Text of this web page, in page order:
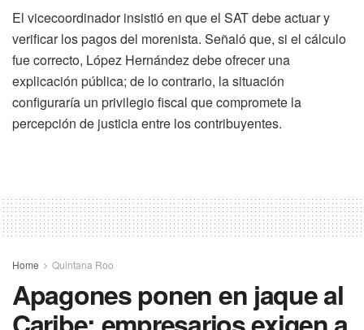
El vicecoordinador insistió en que el SAT debe actuar y
verificar los pagos del morenista. Señaló que, si el cálculo
fue correcto, López Hernández debe ofrecer una
explicación pública; de lo contrario, la situación
configuraría un privilegio fiscal que compromete la
percepción de justicia entre los contribuyentes.
Home Quintana Roo
Apagones ponen en jaque al